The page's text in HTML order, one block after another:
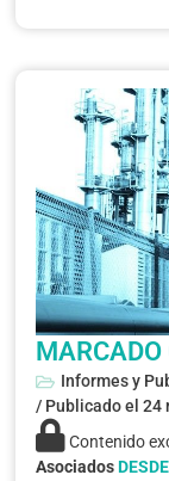
Informes y
/ Publicado el 24
Contenido
Asociados